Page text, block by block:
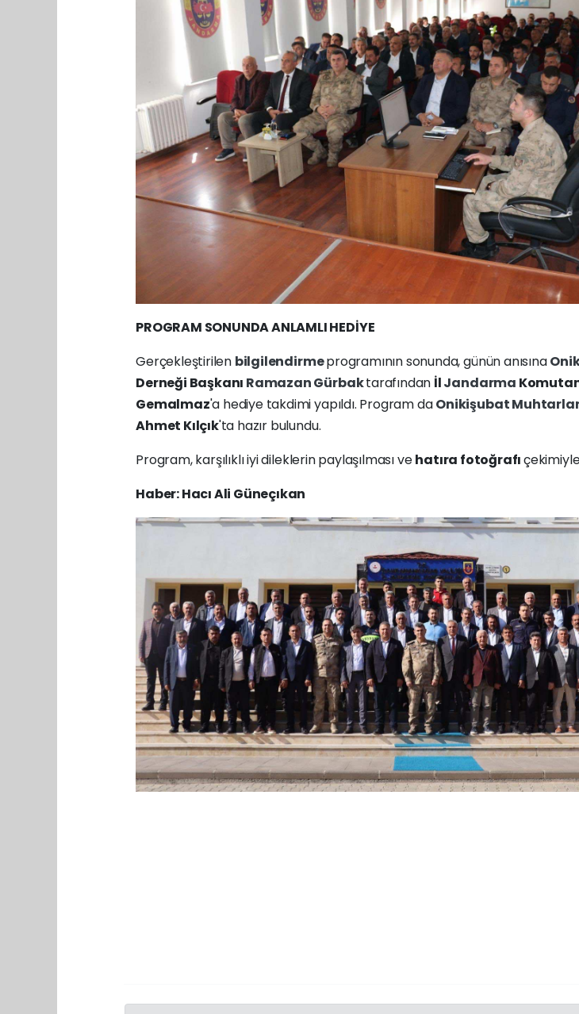
PROGRAM SONUNDA ANLAMLI HEDİYE
Gerçekleştirilen bilgilendirmeprogramının sonunda, günün anısına
Derneği Başkanı Ramazan Gürbaktarafından İlJandarma
Gemalmaz'a hediye takdimi yapıldı. Program daOnikişubat
Ahmet Kılçık'ta hazır bulundu.
Program, karşılıklı iyi dileklerin paylaşılması vehatıra fotoğrafı
Haber: Hacı Ali Güneçıkan